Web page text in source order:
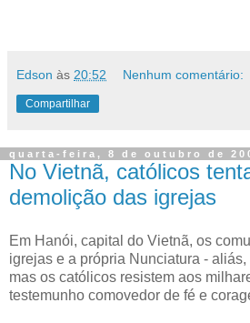
Edson às 20:52 Nenhum comentário:
Compartilhar
quarta-feira, 8 de outubro de
No Vietnã, católicos
demolição das igrejas
Em Hanói, capital do Vietnã, os
igrejas e a própria Nunciatura -
mas os católicos resistem aos
testemunho comovedor de fé e